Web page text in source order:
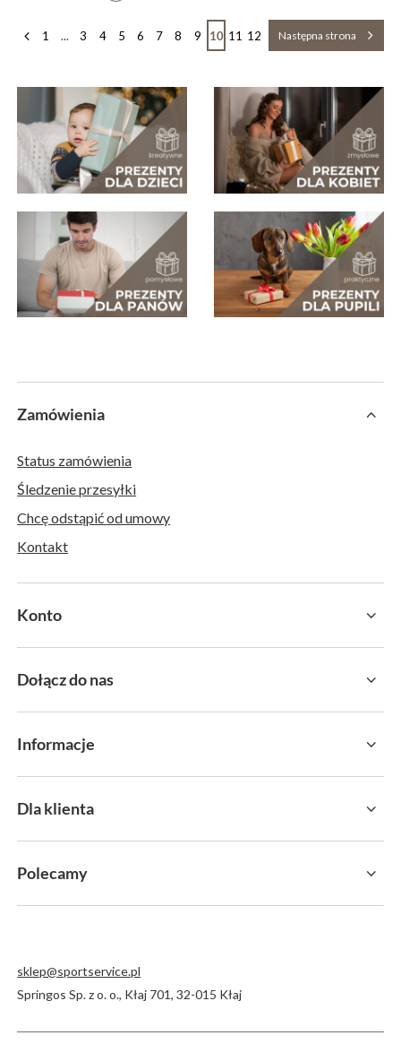
1 ... 3 4 5 6 7 8 9 10 11 12 Następna strona
Zamówienia
Status zamówienia
Śledzenie przesyłki
Chcę odstąpić od umowy
Kontakt
Konto
Dołącz do nas
Informacje
Dla klienta
Polecamy
sklep@sportservice.pl
Springos Sp. z o. o., Kłaj 701,32-015 Kłaj